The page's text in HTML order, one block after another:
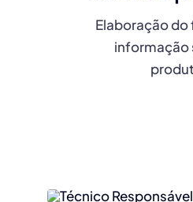
Elaboração do
informação